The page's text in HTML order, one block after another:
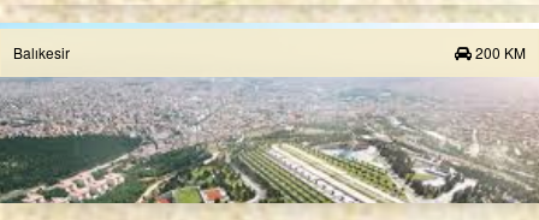
Balıkesir 200 KM